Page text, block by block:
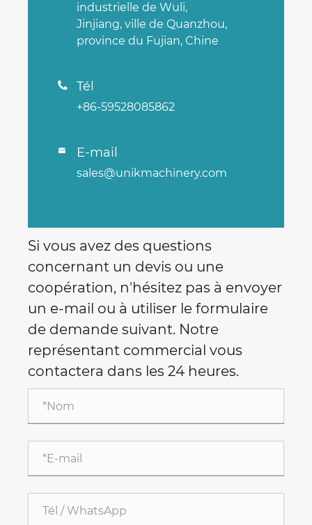
industrielle de Wuli,
Jinjiang, ville de Quanzhou,
province du Fujian, Chine
 Tél
+86-59528085862
 E-mail
sales@unikmachinery.com
Si vous avez des questions
concernant un devis ou une
coopération, n'hésitez pas à envoyer
un e-mail ou à utiliser le formulaire
de demande suivant. Notre
représentant commercial vous
contactera dans les 24 heures.